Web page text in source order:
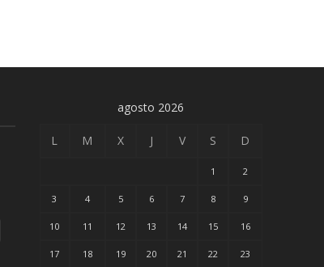
agosto 2026
L M X J V S D
1 2
3 4 5 6 7 8 9
10 11 12 13 14 15 16
17 18 19 20 21 22 23